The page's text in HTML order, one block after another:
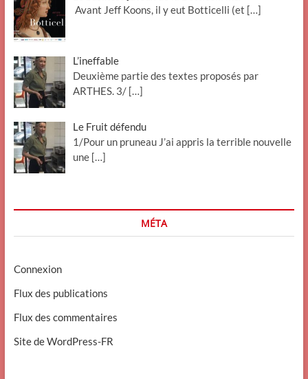
Avant Jeff Koons, il y eut Botticelli (et […]
L’ineffable
Deuxième partie des textes proposés par
ARTHES. 3/ […]
Le Fruit défendu
1/Pour un pruneau J’ai appris la terrible nouvelle
une […]
MÉTA
Connexion
Flux des publications
Flux des commentaires
Site de WordPress-FR